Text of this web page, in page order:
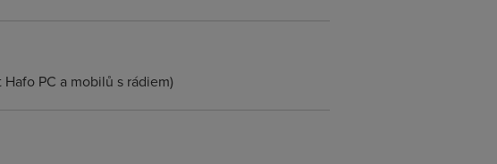
PC a mobilů s rádiem)